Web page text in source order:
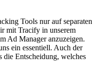
Tools nur auf separaten
mit Tracify in unserem
Ad Manager anzuzeigen.
ein essentiell. Auch der
die Entscheidung, welches